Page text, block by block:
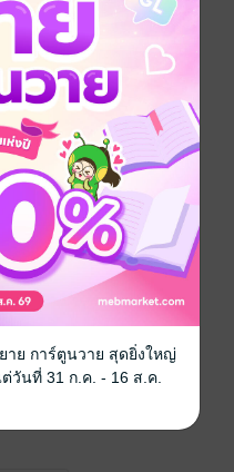
าย ๆ คนนั้น
ยู่สูงกว่าทุกคน โดย
ผลอคิดว่าเป็นสวรรค์
ๆ นี่เอง
ลน่ารำคาญอันดับหนึ่ง
องหลังเหตุการณ์ร้าย ๆ
าย การ์ตูนวาย สุดยิ่งใหญ่
วันที่ 31 ก.ค. - 16 ส.ค.